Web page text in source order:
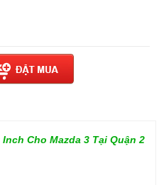
Cho Mazda 3 Tại Quận 2